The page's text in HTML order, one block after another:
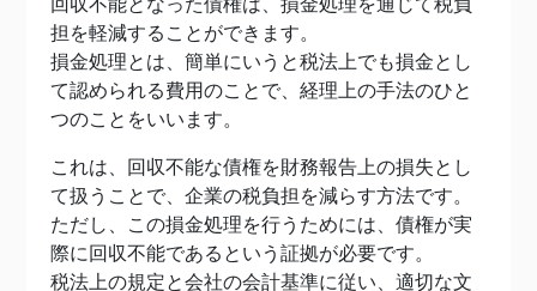
回収不能となった債権は、損金処理を通じて税負
担を軽減することができます。
損金処理とは、簡単にいうと税法上でも損金とし
て認められる費用のことで、経理上の手法のひと
つのことをいいます。
これは、回収不能な債権を財務報告上の損失とし
て扱うことで、企業の税負担を減らす方法です。
ただし、この損金処理を行うためには、債権が実
際に回収不能であるという証拠が必要です。
税法上の規定と会社の会計基準に従い、適切な文